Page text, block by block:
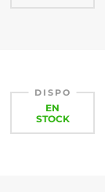
DISPO
EN
STOCK